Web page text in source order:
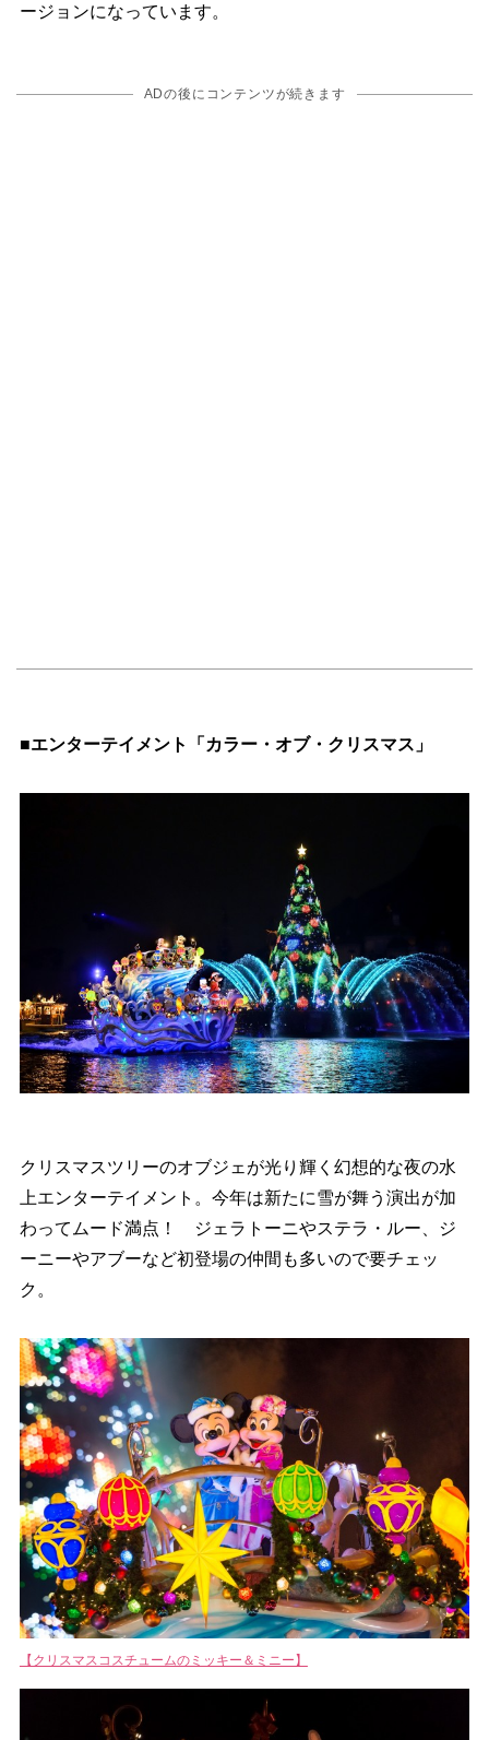
ージョンになっています。
ADの後にコンテンツが続きます
■エンターテイメント「カラー・オブ・クリスマス」
クリスマスツリーのオブジェが光り輝く幻想的な夜の水
上エンターテイメント。今年は新たに雪が舞う演出が加
わってムード満点！ ジェラトーニやステラ・ルー、ジ
ーニーやアブーなど初登場の仲間も多いので要チェッ
ク。
【クリスマスコスチュームのミッキー＆ミニー】